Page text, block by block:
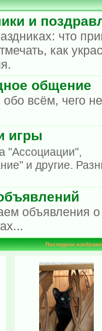
и
что
как
общение
всём, чего
игры
"Ассоциации",
и другие.
объявления
Последние